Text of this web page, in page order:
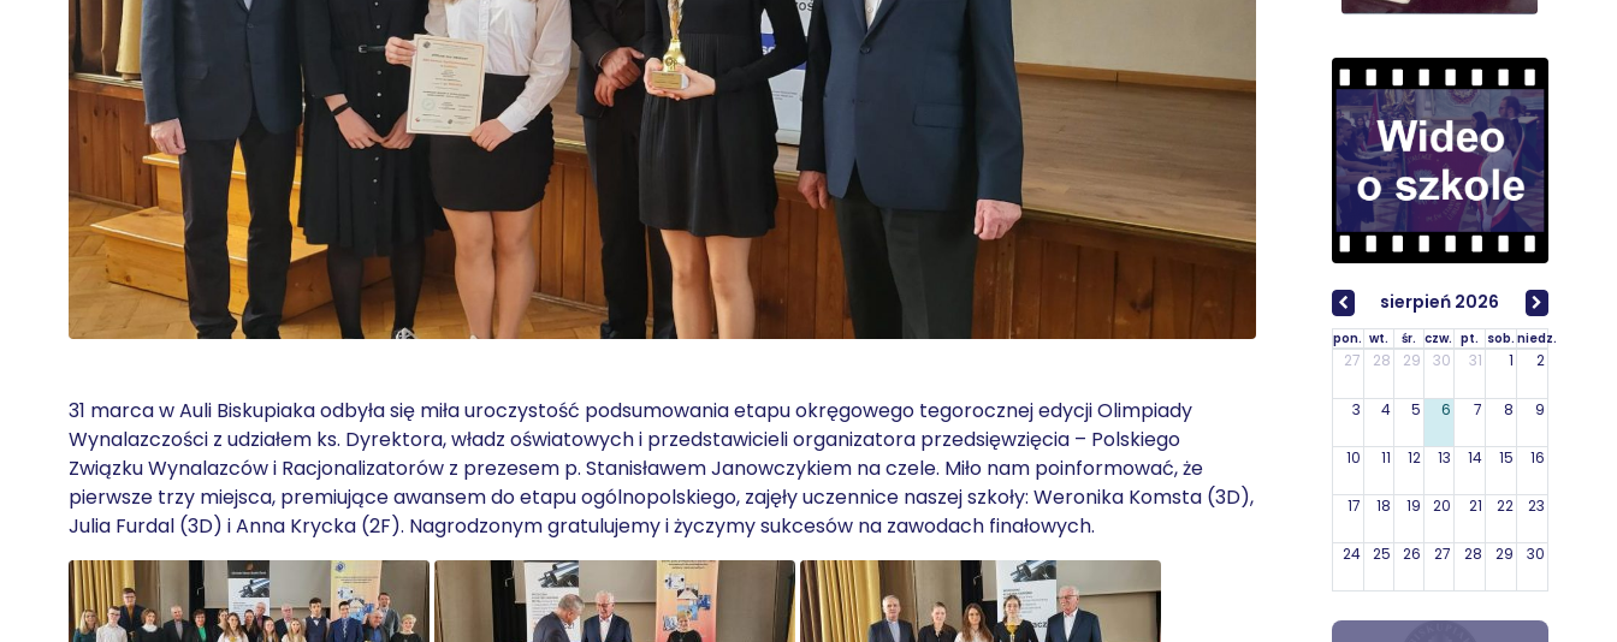
31 marca w Auli Biskupiaka odbyła się miła uroczystość podsumowania etapu okręgowego tegorocznej edycji Olimpiady
Wynalazczości z udziałem ks. Dyrektora, władz oświatowych i przedstawicieli organizatora przedsięwzięcia – Polskiego
Związku Wynalazców i Racjonalizatorów z prezesem p. Stanisławem Janowczykiem na czele. Miło nam poinformować, że
pierwsze trzy miejsca, premiujące awansem do etapu ogólnopolskiego, zajęły uczennice naszej szkoły: Weronika Komsta (3D),
Julia Furdal (3D) i Anna Krycka (2F). Nagrodzonym gratulujemy i życzymy sukcesów na zawodach finałowych.
sierpień 2026
pon. wt. śr. czw. pt. sob. niedz.
27 28 29 30 31 1 2
3 4 5 6 7 8 9
10 11 12 13 14 15 16
17 18 19 20 21 22 23
24 25 26 27 28 29 30